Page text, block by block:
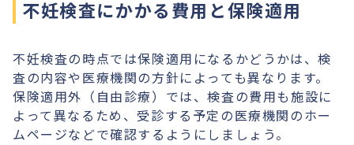
不妊検査にかかる費用と保険適用
不妊検査の時点では保険適用になるかどうかは、検
査の内容や医療機関の方針によっても異なります。
保険適用外（自由診療）では、検査の費用も施設に
よって異なるため、受診する予定の医療機関のホー
ムページなどで確認するようにしましょう。